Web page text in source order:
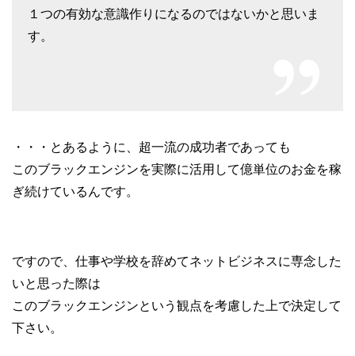
１つの有効な意識作りになるのではないかと思いま
す。
・・・とあるように、超一流の成功者であっても
このブラックエンジンを実際に活用して億単位のお金を稼
ぎ続けているんです。
ですので、仕事や学校を辞めてネットビジネスに専念した
いと思った際は
このブラックエンジンという観点を考慮した上で決定して
下さい。